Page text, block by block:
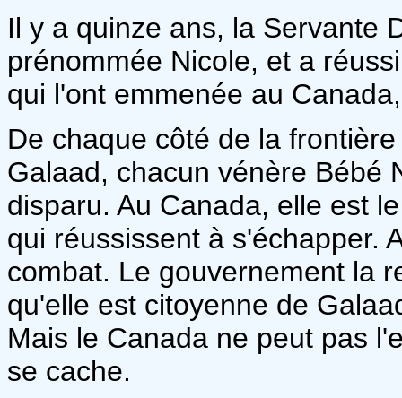
Il y a quinze ans, la Servante
prénommée Nicole, et a
qui l'ont emmenée au
De chaque côté de la
Galaad, chacun vénère Bébé
disparu. Au Canada, elle est
qui réussissent à s'échapper.
combat. Le gouvernement la
qu'elle est citoyenne de
Mais le Canada ne peut pas
se cache.